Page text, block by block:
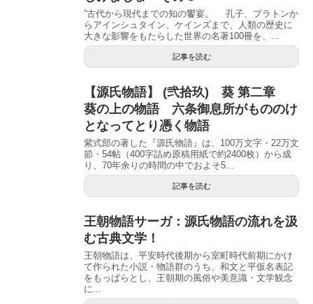
”古代から現代までの知の饗宴。 孔子、プラトンか
らアインシュタイン、ケインズまで、人類の歴史に
大きな影響をもたらした世界の名著100冊を、...
記事を読む
【源氏物語】 (弐拾玖) 葵 第二章
葵の上の物語 六条御息所がもののけ
となってとり憑く物語
紫式部の著した『源氏物語』は、100万文字・22万文
節・54帖（400字詰め原稿用紙で約2400枚）から成
り、70年余りの時間の中でおよそ5...
記事を読む
王朝物語サーガ：源氏物語の流れを汲
む古典文学！
王朝物語は、平安時代後期から室町時代前期にかけ
て作られた小説・物語群のうち、和文と平仮名表記
をもっぱらとし、王朝期の風俗や美意識・文学観念
に...